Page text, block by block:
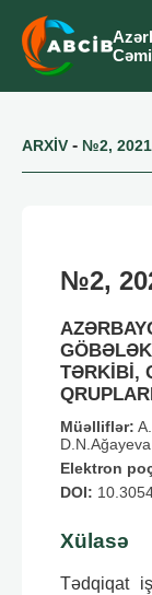
ARXİV - №2, 2021
№2,
TƏRKİBİ,
Müəlliflər:
D.N.Ağayeva
Elektron
DOI:
Xülasə
Tədqiqat